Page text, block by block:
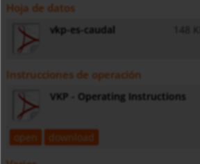
Hoja de datos
vkp-es-caudal 148 KB
Instrucciones de operación
VKP - Operating Instructions
open download